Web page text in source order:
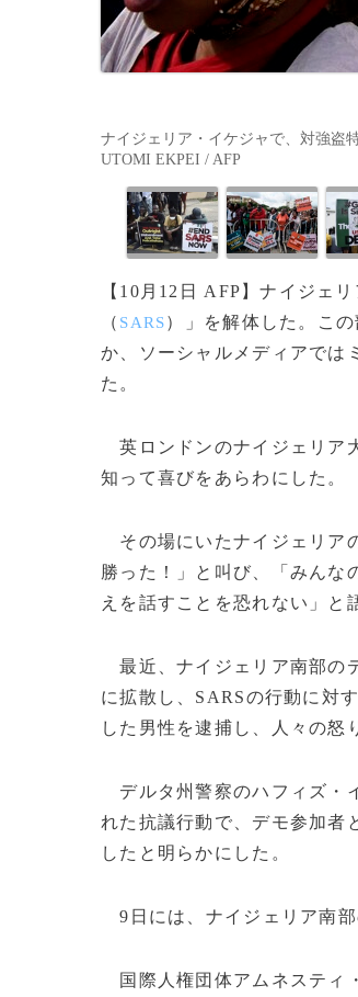
ナイジェリア・イケジャで、対強盗
UTOMI EKPEI / AFP
【10月12日 AFP】ナイジェ
（ SARS）」を解体した。こ
か、ソーシャルメディアでは
た。
英ロンドンのナイジェリア
知って喜びをあらわにした。
その場にいたナイジェリア
勝った！」と叫び、「みんな
えを話すことを恐れない」と
最近、ナイジェリア南部の
に拡散し、SARSの行動に対
した男性を逮捕し、人々の怒
デルタ州警察のハフィズ・
れた抗議行動で、デモ参加者
したと明らかにした。
9日には、ナイジェリア南部
国際人権団体アムネスティ